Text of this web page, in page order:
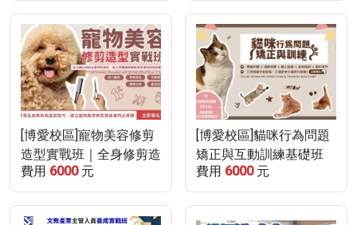
[博愛校區]寵物美容修剪
造型實戰班｜全身修剪造
型技術訓練(115/9/23-
115/10/21)
費用 6000 元
[博愛校區]貓咪行為問題
矯正與互動訓練基礎班
(115/9/19-115/10/3，
9/26停課乙次)
費用 6000 元